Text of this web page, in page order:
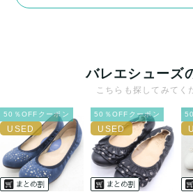
バレエシューズ
こちらも探してみてく
50％OFFクーポン 50％OFFクーポン